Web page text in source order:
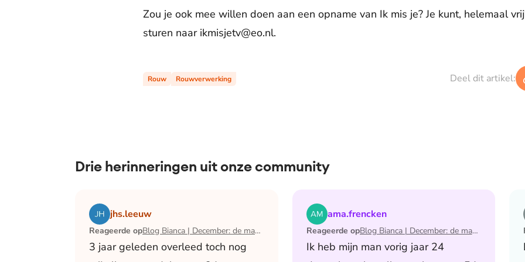
Zou je ook mee willen doen aan een opname van Ik mis je? Je kunt, helemaal
sturen naar ikmisjetv@eo.nl.
Rouw Rouwverwerking Deel dit artikel:
Drie herinneringen uit onze community
jhs.leeuw
Reageerde op Blog Bianca | December: de maand waarin ik mijn man verloor
3 jaar geleden overleed toch nog
Lees het artikel Blog Bianca | December: de maand waarin ik mijn man verloor
ama.frencken
Reageerde op Blog Bianca | December: de maand waarin ik mijn man verloor
Ik heb mijn man vorig jaar 24
Lees het artikel Blog Bianca | December: de maand